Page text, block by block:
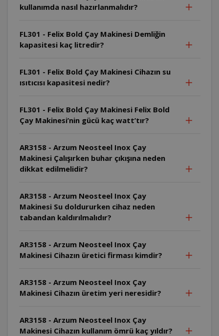
kullanımda nasıl hazırlanmalıdır?
FL301 - Felix Bold Çay Makinesi Demliğin
kapasitesi kaç litredir?
FL301 - Felix Bold Çay Makinesi Cihazın su
ısıtıcısı kapasitesi nedir?
FL301 - Felix Bold Çay Makinesi Felix Bold
Çay Makinesi’nin gücü kaç watt’tır?
AR3158 - Arzum Neosteel Inox Çay
Makinesi Çalışırken buhar çıkışına neden
dikkat edilmelidir?
AR3158 - Arzum Neosteel Inox Çay
Makinesi Su doldururken cihaz neden
tabandan kaldırılmalıdır?
AR3158 - Arzum Neosteel Inox Çay
Makinesi Cihazın üretici firması kimdir?
AR3158 - Arzum Neosteel Inox Çay
Makinesi Cihazın üretim yeri neresidir?
AR3158 - Arzum Neosteel Inox Çay
Makinesi Cihazın kullanım ömrü kaç yıldır?